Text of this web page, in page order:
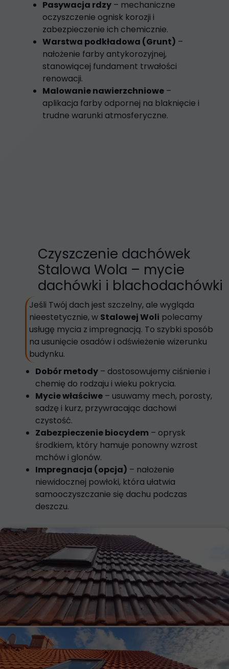
Dobór metody – dostosowujemy ciśnienie i
chemię do rodzaju i wieku pokrycia.
Mycie właściwe – usuwamy mech, porosty,
sadzę i kurz, przywracając dachowi
czystość.
Zabezpieczenie biocydem – oprysk
środkiem, który hamuje ponowny wzrost
mchów i glonów.
Impregnacja (opcja) – nałożenie
niewidocznej powłoki, która ułatwia
samooczyszczanie się dachu podczas
deszczu.
Pasywacja rdzy – mechaniczne
oczyszczenie ognisk korozji i
zabezpieczenie ich chemicznie.
Warstwa podkładowa (Grunt) –
nałożenie farby antykorozyjnej,
stanowiącej fundament trwałości
renowacji.
Malowanie nawierzchniowe –
aplikacja farby odpornej na blaknięcie i
trudne warunki atmosferyczne.
Jeśli Twój dach jest szczelny, ale wygląda
nieestetycznie, w Stalowej Woli polecamy
usługę mycia z impregnacją. To szybki sposób
na usunięcie osadów i odświeżenie wizerunku
budynku.
Czyszczenie dachówek
Stalowa Wola – mycie
dachówki i blachodachówki